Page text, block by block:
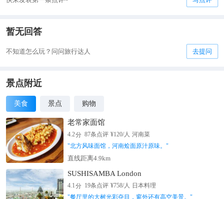
暂无回答
不知道怎么玩？问问旅行达人 去提问
景点附近
美食 景点 购物
老常家面馆
4.2分 87条点评 ¥120/人 河南菜
"北方风味面馆，河南烩面原汁原味。 "
直线距离4.9km
SUSHISAMBA London
4.1分 19条点评 ¥758/人 日本料理
"餐厅里的大树光彩夺目，窗外还有高空美景。 "